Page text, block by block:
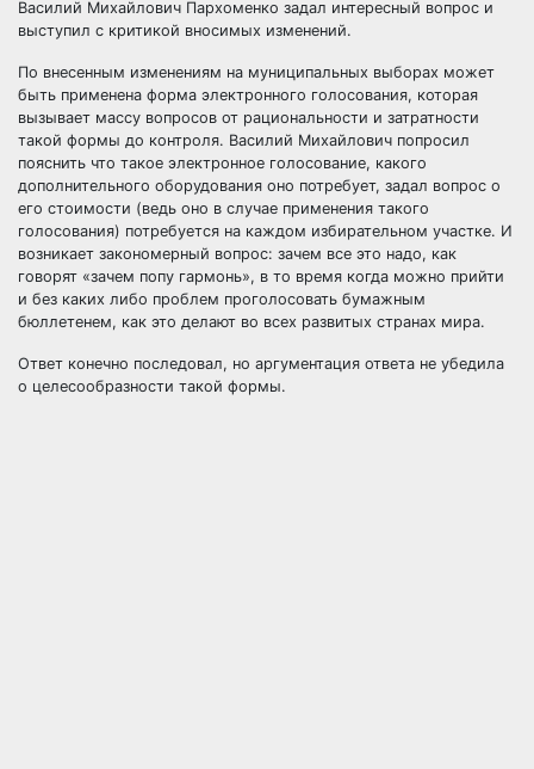
Василий Михайлович Пархоменко задал интересный вопрос и
выступил с критикой вносимых изменений.
По внесенным изменениям на муниципальных выборах может
быть применена форма электронного голосования, которая
вызывает массу вопросов от рациональности и затратности
такой формы до контроля. Василий Михайлович попросил
пояснить что такое электронное голосование, какого
дополнительного оборудования оно потребует, задал вопрос о
его стоимости (ведь оно в случае применения такого
голосования) потребуется на каждом избирательном участке. И
возникает закономерный вопрос: зачем все это надо, как
говорят «зачем попу гармонь», в то время когда можно прийти
и без каких либо проблем проголосовать бумажным
бюллетенем, как это делают во всех развитых странах мира.
Ответ конечно последовал, но аргументация ответа не убедила
о целесообразности такой формы.